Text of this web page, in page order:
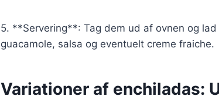
5. **Servering**: Tag dem ud af ovnen og
guacamole, salsa og eventuelt creme fraiche.
Variationer af enchiladas: